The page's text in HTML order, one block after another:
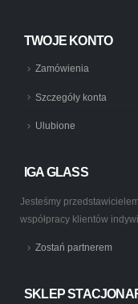
TWOJE KONTO
Zamówienia
Szczegóły konta
Ulubione
IGA GLASS
Jesteśmy
współpracy klientów
Zostań partnerem
SKLEP